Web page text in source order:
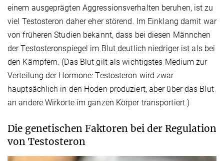
einem ausgeprägten Aggressionsverhalten beruhen, ist zu
viel Testosteron daher eher störend. Im Einklang damit war
von früheren Studien bekannt, dass bei diesen Männchen
der Testosteronspiegel im Blut deutlich niedriger ist als bei
den Kämpfern. (Das Blut gilt als wichtigstes Medium zur
Verteilung der Hormone: Testosteron wird zwar
hauptsächlich in den Hoden produziert, aber über das Blut
an andere Wirkorte im ganzen Körper transportiert.)
Die genetischen Faktoren bei der Regulation
von Testosteron